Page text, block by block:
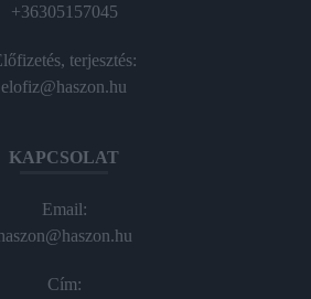
+36305157045
terjesztés:
elofiz@haszon.hu
KAPCSOLAT
Email:
Cím: